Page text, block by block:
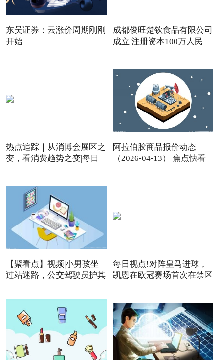
东吴证券：云涨价周期刚刚
开始
成都俊旺楚钦食品有限公司
成立 注册资本100万人民
热点追踪｜从消博会展区之
变，看消费趋势之变|每日
阿拉伯胶商品报价动态
（2026-04-13） 焦点快看
【聚看点】视频|小男孩坐
过站迷路，公交驾驶员护其
每日视点!对阵皇马进球，
凯恩在欧冠赛场首次在禁区